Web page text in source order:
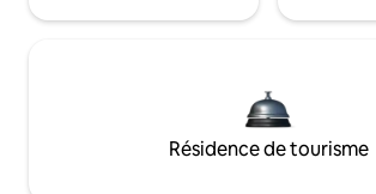
Résidence de tourisme